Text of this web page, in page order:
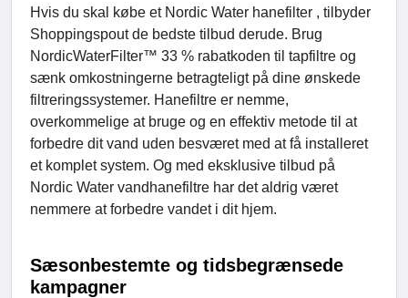
Hvis du skal købe et Nordic Water hanefilter , tilbyder
Shoppingspout de bedste tilbud derude. Brug
NordicWaterFilter™ 33 % rabatkoden til tapfiltre og
sænk omkostningerne betragteligt på dine ønskede
filtreringssystemer. Hanefiltre er nemme,
overkommelige at bruge og en effektiv metode til at
forbedre dit vand uden besværet med at få installeret
et komplet system. Og med eksklusive tilbud på
Nordic Water vandhanefiltre har det aldrig været
nemmere at forbedre vandet i dit hjem.
Sæsonbestemte og tidsbegrænsede
kampagner